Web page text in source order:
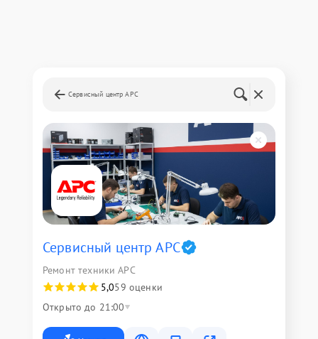
Сервисный центр APC
Сервисный центр APC
Ремонт техники APC
5,059 оценки
Открыто до 21:00